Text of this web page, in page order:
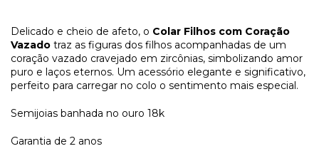
Delicado e cheio de afeto, o Colar Filhos com Coração
Vazado traz as figuras dos filhos acompanhadas de um
coração vazado cravejado em zircônias, simbolizando amor
puro e laços eternos. Um acessório elegante e significativo,
perfeito para carregar no colo o sentimento mais especial.
Semijoias banhada no ouro 18k
Garantia de 2 anos